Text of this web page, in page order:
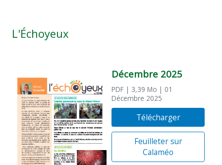
L'Échoyeux
Décembre 2025
PDF | 3,39 Mo | 01
Décembre 2025
Télécharger
Feuilleter sur
Calaméo